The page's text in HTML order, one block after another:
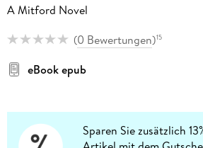
A Mitford Novel
(0 Bewertungen)15
eBook epub
Sparen Sie zusätzlich